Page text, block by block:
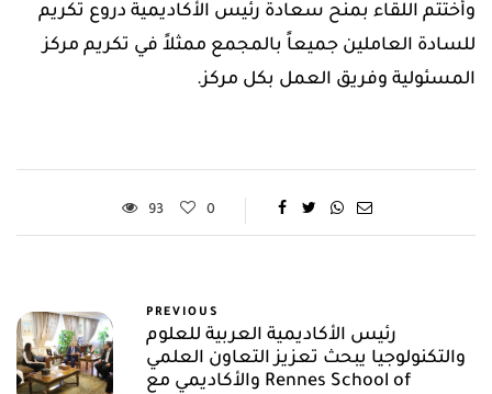
وأختتم اللقاء بمنح سعادة رئيس الأكاديمية دروع تكريم
للسادة العاملين جميعاً بالمجمع ممثلاً في تكريم مركز
المسئولية وفريق العمل بكل مركز.
93 0
PREVIOUS
رئيس الأكاديمية العربية للعلوم
والتكنولوجيا يبحث تعزيز التعاون العلمي
والأكاديمي مع Rennes School of